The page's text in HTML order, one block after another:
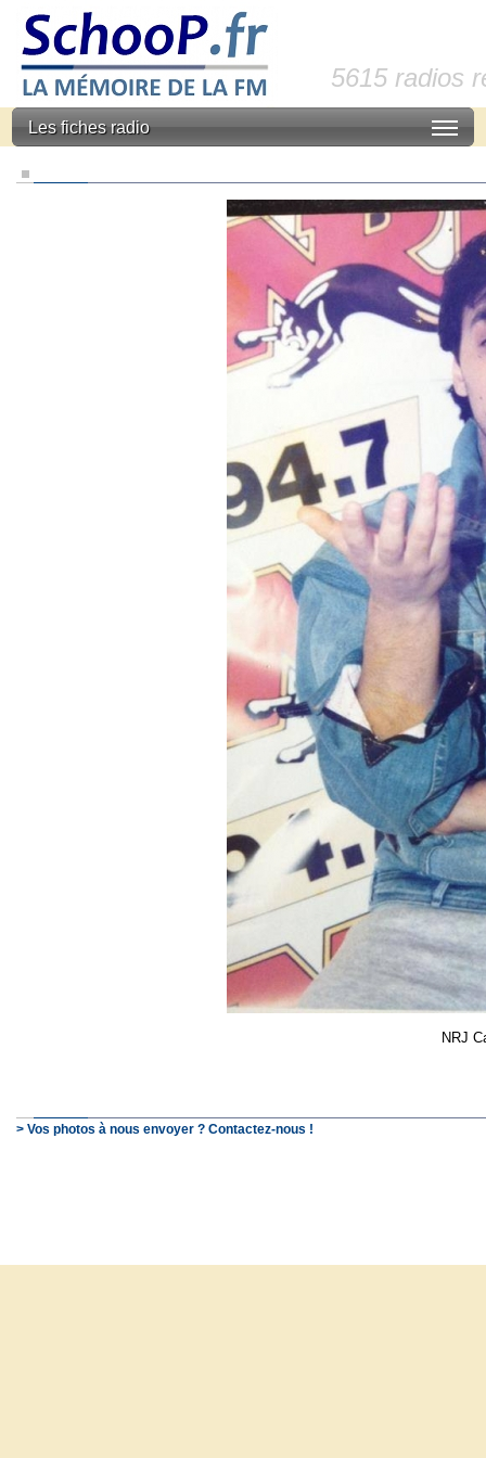
5615 radios
Les fiches radio
NRJ
> Vos photos à nous envoyer ? Contactez-nous !